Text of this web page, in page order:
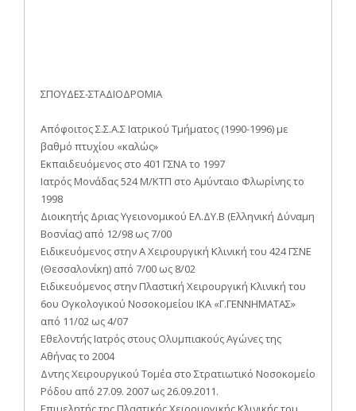
ΣΠΟΥΔΕΣ-ΣΤΑΔΙΟΔΡΟΜΙΑ
Απόφοιτος Σ.Σ.Α.Σ Ιατρικού Τμήματος (1990-1996) με
βαθμό πτυχίου «καλώς»
Εκπαιδευόμενος στο 401 ΓΣΝΑ το 1997
Ιατρός Μονάδας 524 Μ/ΚΤΠ στο Αμύνταιο Φλωρίνης το
1998
Διοικητής Δριας Υγειονομικού ΕΛ.ΔΥ.Β (Ελληνική Δύναμη
Βοσνίας) από 12/98 ως 7/00
Ειδικευόμενος στην Α Χειρουργική Κλινική του 424 ΓΣΝΕ
(Θεσσαλονίκη) από 7/00 ως 8/02
Ειδικευόμενος στην Πλαστική Χειρουργική Κλινική του
6ου Ογκολογικού Νοσοκομείου ΙΚΑ «Γ.ΓΕΝΝΗΜΑΤΑΣ»
από 11/02 ως 4/07
Εθελοντής Ιατρός στους Ολυμπιακούς Αγώνες της
Αθήνας το 2004
Δντης Χειρουργικού Τομέα στο Στρατιωτικό Νοσοκομείο
Ρόδου από 27.09. 2007 ως 26.09.2011.